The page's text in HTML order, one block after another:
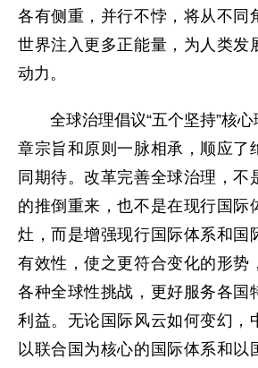
各有侧重，并行不悖，将从不同
世界注入更多正能量，为人类发
动力。
全球治理倡议“五个坚持”核
章宗旨和原则一脉相承，顺应了
同期待。改革完善全球治理，不
的推倒重来，也不是在现行国际
灶，而是增强现行国际体系和国
有效性，使之更符合变化的形势
各种全球性挑战，更好服务各国
利益。无论国际风云如何变幻，
以联合国为核心的国际体系和以